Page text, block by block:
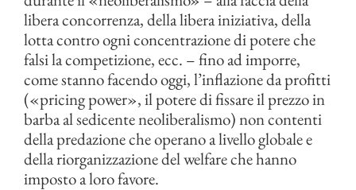
libera concorrenza, della libera iniziativa, della
lotta contro ogni concentrazione di potere che
falsi la competizione, ecc. – fino ad imporre,
come stanno facendo oggi, l’inflazione da profitti
(«pricing power», il potere di fissare il prezzo in
barba al sedicente neoliberalismo) non contenti
della predazione che operano a livello globale e
della riorganizzazione del welfare che hanno
imposto a loro favore.